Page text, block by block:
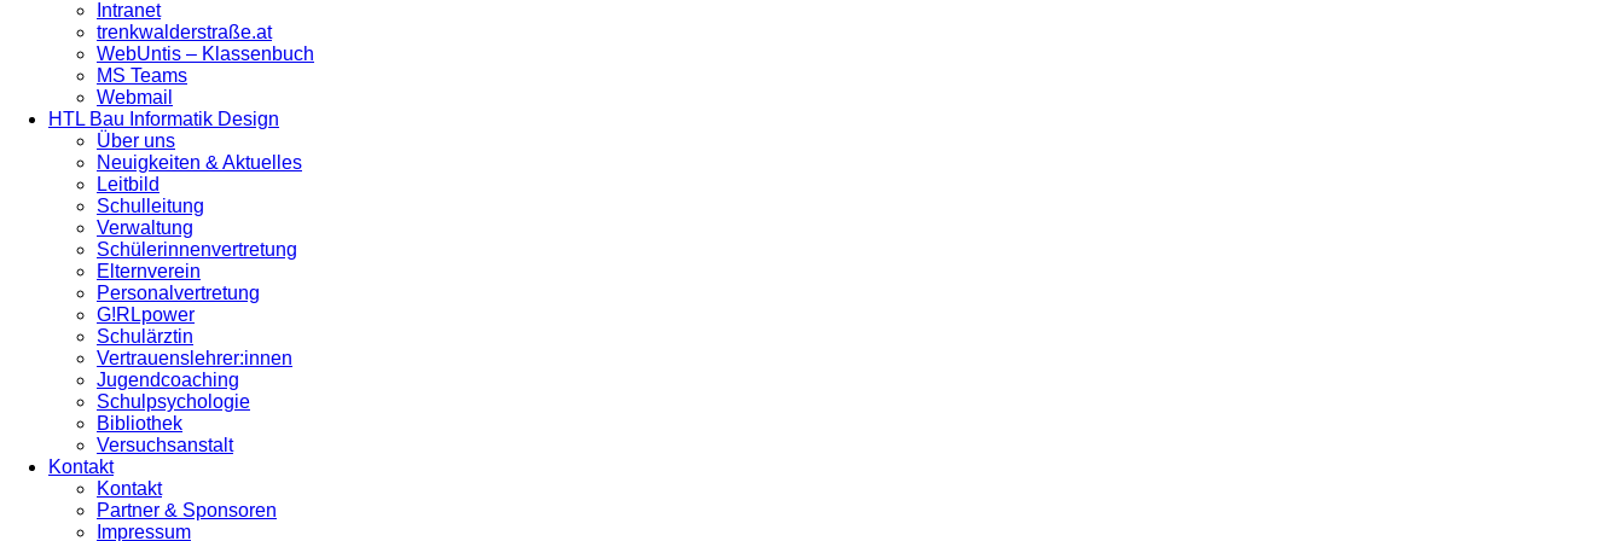
Intranet
trenkwalderstraße.at
WebUntis – Klassenbuch
MS Teams
Webmail
HTL Bau Informatik Design
Über uns
Neuigkeiten & Aktuelles
Leitbild
Schulleitung
Verwaltung
Schülerinnenvertretung
Elternverein
Personalvertretung
G!RLpower
Schulärztin
Vertrauenslehrer:innen
Jugendcoaching
Schulpsychologie
Bibliothek
Versuchsanstalt
Kontakt
Kontakt
Partner & Sponsoren
Impressum